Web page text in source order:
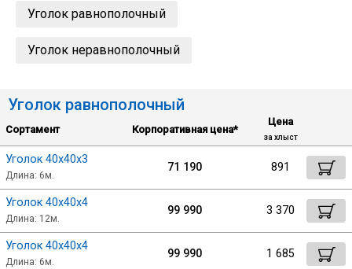
Труба
Лист
Уголок
Балка
Швеллер
Квадрат
Уголок равнополочный
Уголок неравнополочный
Уголок равнополочный
Сортамент Корпоративная цена*
Цена
за хлыст
Уголок 40х40х3
Длина: 6м.
71 190 891
Уголок 40х40х4
Длина: 12м.
99 990 3 370
Уголок 40х40х4
Длина: 6м.
99 990 1 685